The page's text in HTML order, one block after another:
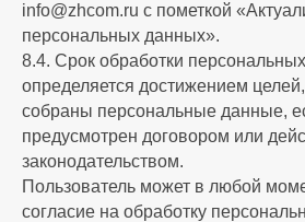
info@zhcom.ru с пометкой
персональных данных».
8.4. Срок обработки
определяется достижением
собраны персональные данные,
предусмотрен договором или
законодательством.
Пользователь может в любой
согласие на обработку